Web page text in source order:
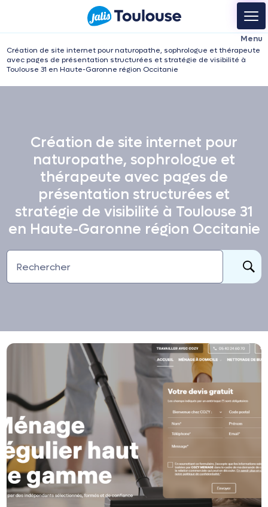
Création de site internet pour naturopathe, sophrologue et thérapeute
avec pages de présentation structurées et stratégie de visibilité à
Toulouse 31 en Haute-Garonne région Occitanie
Création de site internet pour
naturopathe, sophrologue et
thérapeute avec pages de
présentation structurées et
stratégie de visibilité à Toulouse 31
en Haute-Garonne région Occitanie
Rechercher